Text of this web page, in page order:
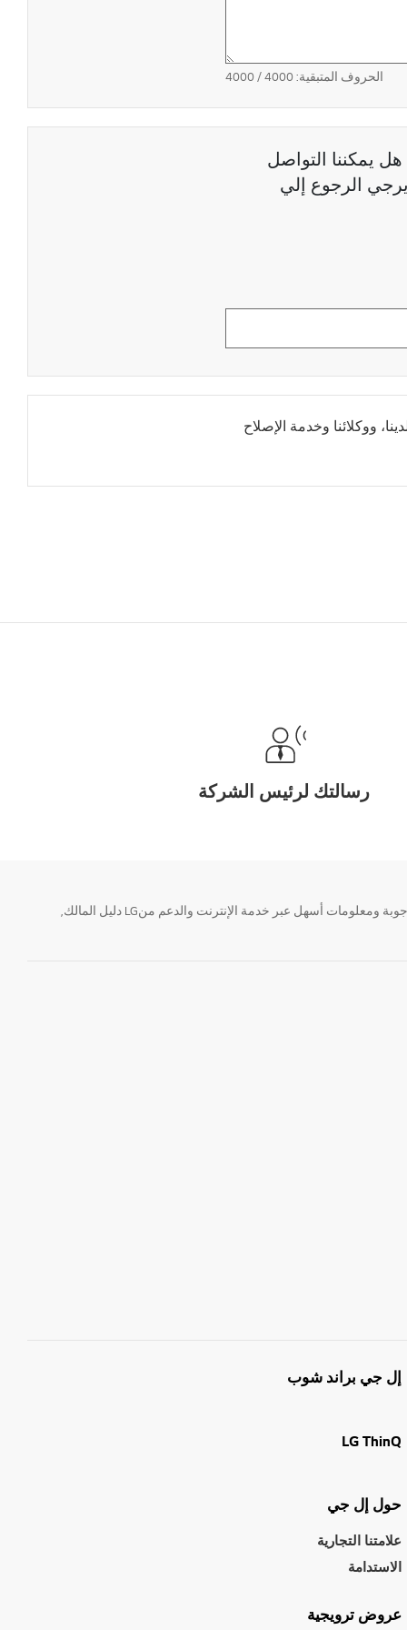
الحروف المتبقية:4000
/ 4000
يمكننا التواصل
الرجوع إلي
ووكلائنا وخدمة الإصلاح
رسالتك لرئيس الشركة
تحتاج معلومة؟ او لديك سؤال ؟ يمكننا المساعدة. سواء كنت فى حاجة الى حجز منتجك او التواصل مع احد ممثلى دعم LG أو الحصول على خدمة صيانة. إيجاد أجوبة ومعلومات أسهل عبر خدمة الإنترنت والدعم منLG دليل المالك,
إل جي براند شوب
LG ThinQ
حول إل جي
علامتنا التجارية
الاستدامة
عروض ترويجية